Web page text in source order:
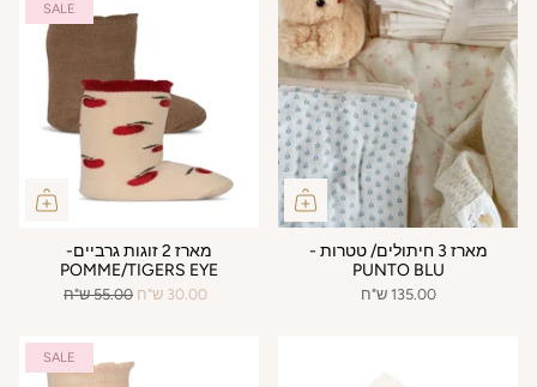
מארז 3 חיתולים/ טטרות -
PUNTO BLU
135.00 ש"ח
SALE
מארז 2 זוגות גרביים-
POMME/TIGERS EYE
30.00 ש"ח 55.00 ש"ח
SALE